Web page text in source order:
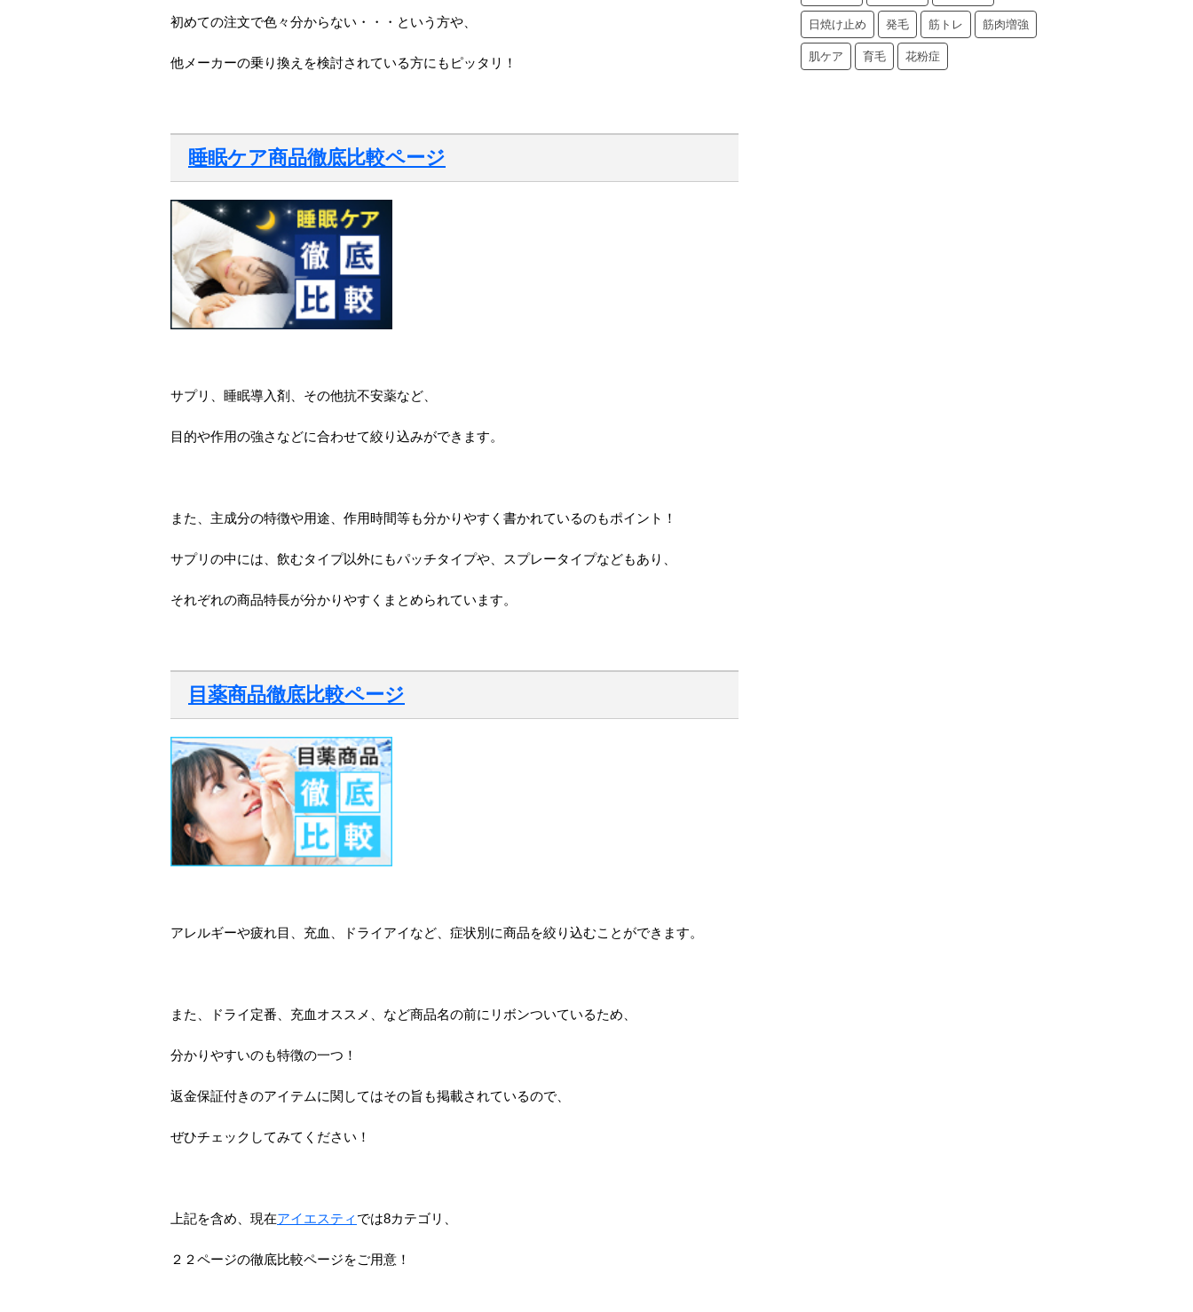
初めての注文で色々分からない・・・という方や、
他メーカーの乗り換えを検討されている方にもピッタリ！
睡眠ケア商品徹底比較ページ
サプリ、睡眠導入剤、その他抗不安薬など、
目的や作用の強さなどに合わせて絞り込みができます。
また、主成分の特徴や用途、作用時間等も分かりやすく書かれているのもポイント！
サプリの中には、飲むタイプ以外にもパッチタイプや、スプレータイプなどもあり、
それぞれの商品特長が分かりやすくまとめられています。
目薬商品徹底比較ページ
アレルギーや疲れ目、充血、ドライアイなど、症状別に商品を絞り込むことができます。
また、ドライ定番、充血オススメ、など商品名の前にリボンついているため、
分かりやすいのも特徴の一つ！
返金保証付きのアイテムに関してはその旨も掲載されているので、
ぜひチェックしてみてください！
上記を含め、現在アイエスティ では8カテゴリ、
２２ページの徹底比較ページをご用意！
日焼け止め 発毛 筋トレ 筋肉増強
肌ケア 育毛 花粉症